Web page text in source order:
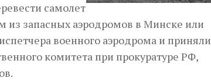
самолет
из запасных аэро­дромов в Минске или
военного аэродрома и приняли
комитета при прокуратуре РФ,